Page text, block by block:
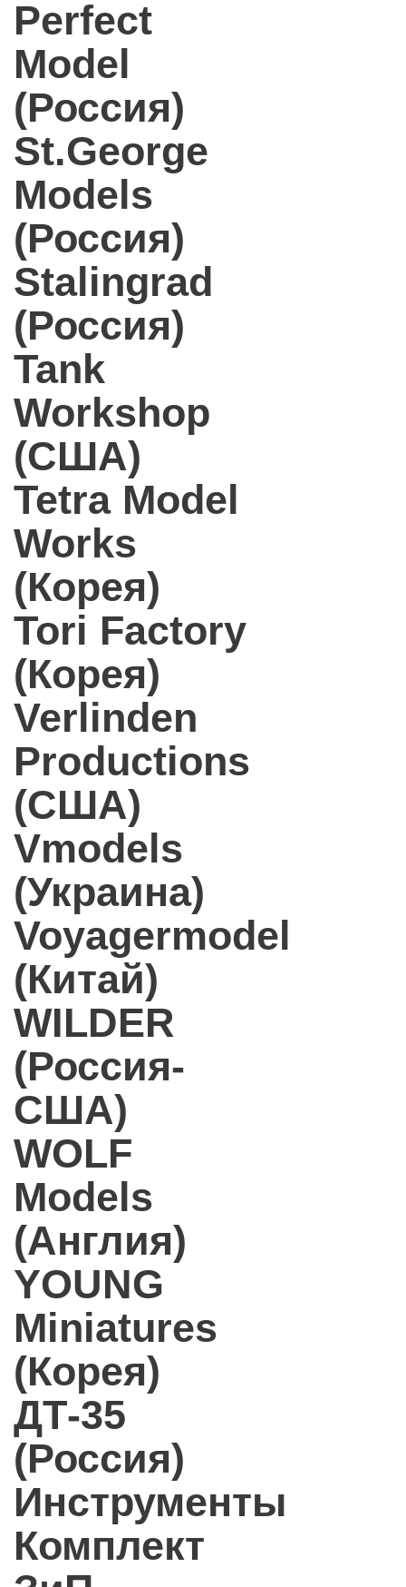
Perfect
Model
(Россия)
St.George
Models
(Россия)
Stalingrad
(Россия)
Tank
Workshop
(США)
Tetra Model
Works
(Корея)
Tori Factory
(Корея)
Verlinden
Productions
(США)
Vmodels
(Украина)
Voyagermodel
(Китай)
WILDER
(Россия-
США)
WOLF
Models
(Англия)
YOUNG
Miniatures
(Корея)
ДТ-35
(Россия)
Инструменты
Комплект